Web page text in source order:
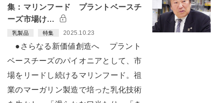
集：マリンフード プラントベースチ
ーズ市場け…
乳製品 特集 2025.10.23
●さらなる新価値創造へ プラント
ベースチーズのパイオニアとして、市
場をリードし続けるマリンフード。祖
業のマーガリン製造で培った乳化技術